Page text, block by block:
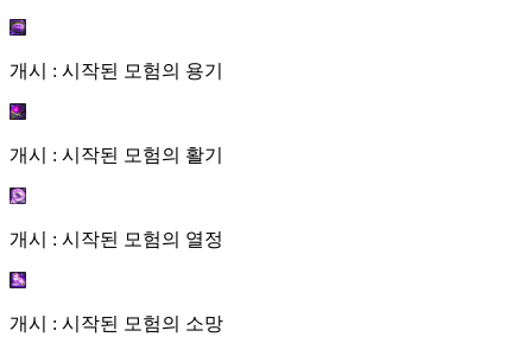
개시 : 시작된 모험의 용기
개시 : 시작된 모험의 활기
개시 : 시작된 모험의 열정
개시 : 시작된 모험의 소망